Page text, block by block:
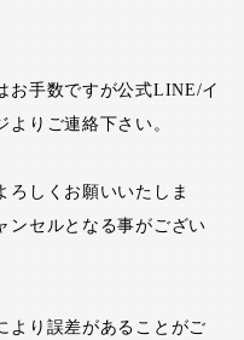
お手数ですが公式LINE/イ
りご連絡下さい。
ろしくお願いいたしま
ンセルとなる事がござい
より誤差があることがご